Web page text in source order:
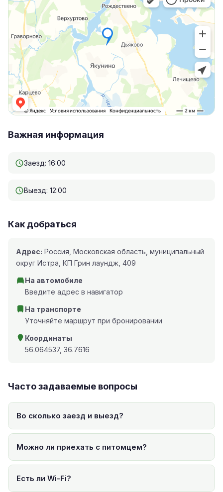
Важная информация
Заезд: 16:00
Выезд: 12:00
Как добраться
Адрес: Россия, Московская область, муниципальный
округ Истра, КП Грин лаундж, 409
На автомобиле
Введите адрес в навигатор
На транспорте
Уточняйте маршрут при бронировании
Координаты
56.064537, 36.7616
Часто задаваемые вопросы
Во сколько заезд и выезд?
Можно ли приехать с питомцем?
Есть ли Wi-Fi?